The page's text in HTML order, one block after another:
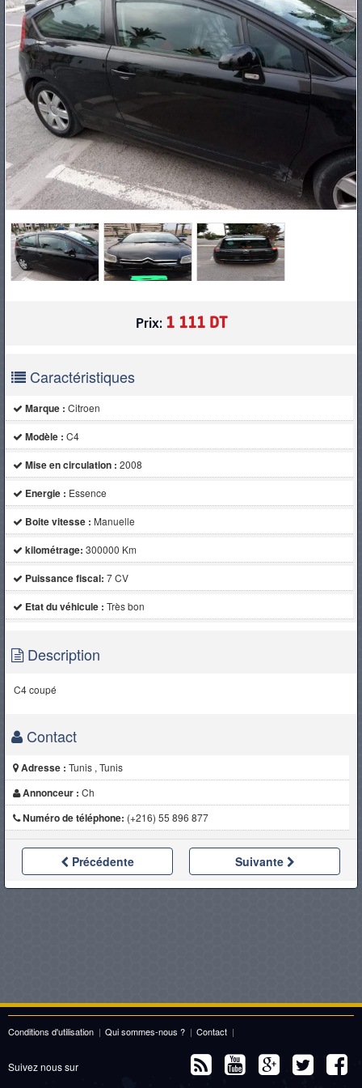
Prix: 1 111 DT
Caractéristiques
Marque : Citroen
Modèle : C4
Mise en circulation : 2008
Energie : Essence
Boite vitesse : Manuelle
kilométrage: 300000 Km
Puissance fiscal: 7 CV
Etat du véhicule : Très bon
Description
C4 coupé
Contact
Adresse : Tunis , Tunis
Annonceur : Ch
Numéro de téléphone: (+216) 55 896 877
Précédente Suivante
Conditions d'utilisation | Qui sommes-nous ? | Contact |
Suivez nous sur
PNEUS